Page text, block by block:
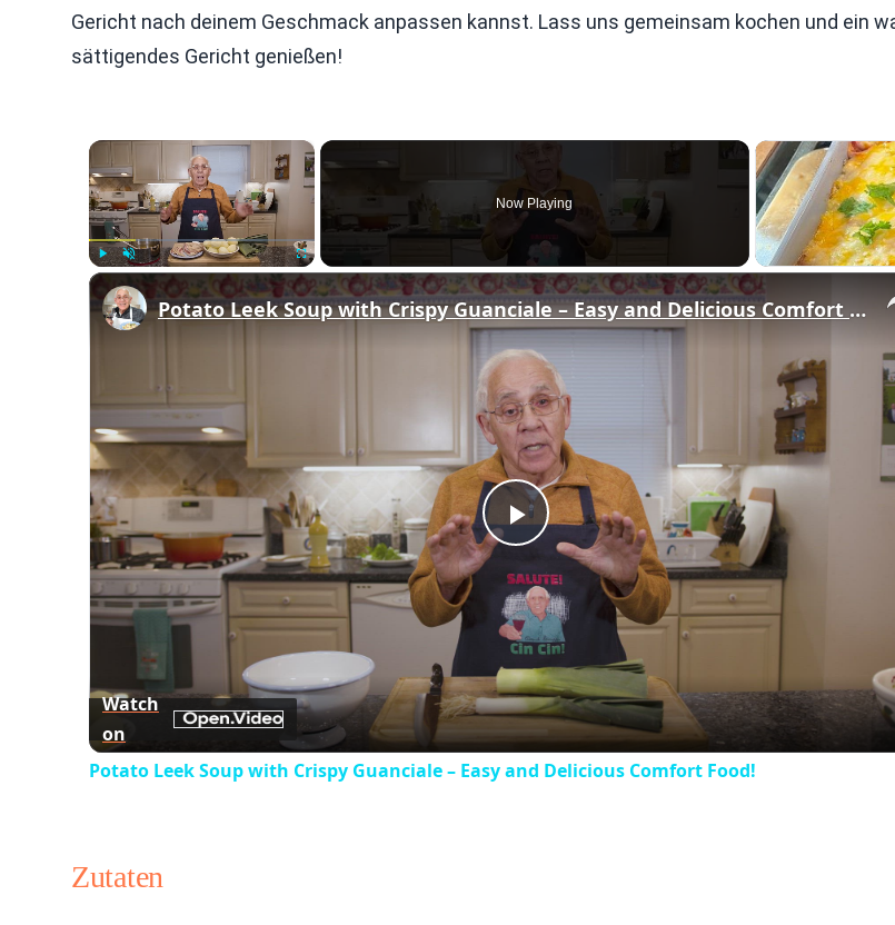
Gericht nach deinem Geschmack anpassen kannst. Lass uns gemeinsam kochen und ein
sättigendes Gericht genießen!
×
Now Playing
Play
Video
Potato Leek Soup with Crispy Guanciale – Easy and Delicious Comfort Food!
Watch
on
Potato Leek Soup with Crispy Guanciale – Easy and Delicious Comfort Food!
Zutaten